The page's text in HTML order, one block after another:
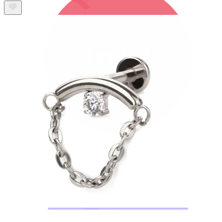
Bodymod Trend